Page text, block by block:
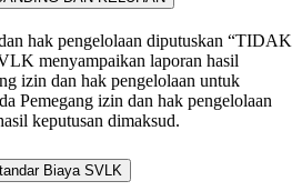
hak pengelolaan diputuskan “TIDAK
menyampaikan laporan hasil
izin dan hak pengelolaan untuk
Pemegang izin dan hak pengelolaan
keputusan dimaksud.
Biaya SVLK